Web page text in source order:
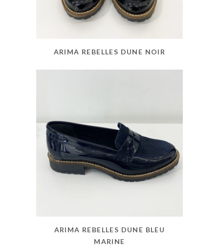
ARIMA REBELLES DUNE NOIR
ARIMA REBELLES DUNE BLEU
MARINE